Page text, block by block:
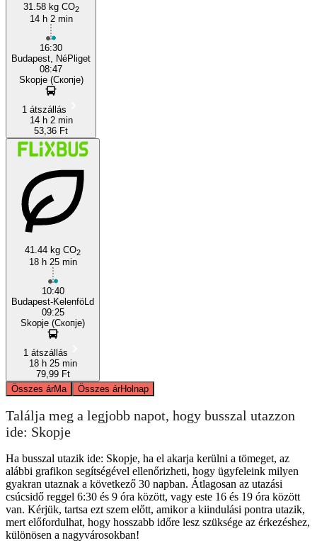
31.58 kg CO2
14 h 2 min
16:30
Budapest, NéPliget
08:47
Skopje (Скопје)
1 átszállás
14 h 2 min
53,36 Ft
41.44 kg CO2
18 h 25 min
10:40
Budapest-KelenföLd
09:25
Skopje (Скопје)
1 átszállás
18 h 25 min
79,99 Ft
Összes árMa Összes árHolnap
Találja meg a legjobb napot, hogy busszal utazzon
ide: Skopje
Ha busszal utazik ide: Skopje, ha el akarja kerülni a tömeget, az
alábbi grafikon segítségével ellenőrizheti, hogy ügyfeleink milyen
gyakran utaznak a következő 30 napban. Átlagosan az utazási
csúcsidő reggel 6:30 és 9 óra között, vagy este 16 és 19 óra között
van. Kérjük, tartsa ezt szem előtt, amikor a kiindulási pontra utazik,
mert előfordulhat, hogy hosszabb időre lesz szüksége az érkezéshez,
különösen a nagyvárosokban!